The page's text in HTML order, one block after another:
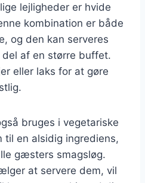
lejligheder er hvide
kombination er både
og den kan serveres
af en større buffet.
eller laks for at gøre
bruges i vegetariske
til en alsidig ingrediens,
gæsters smagsløg.
at servere dem, vil